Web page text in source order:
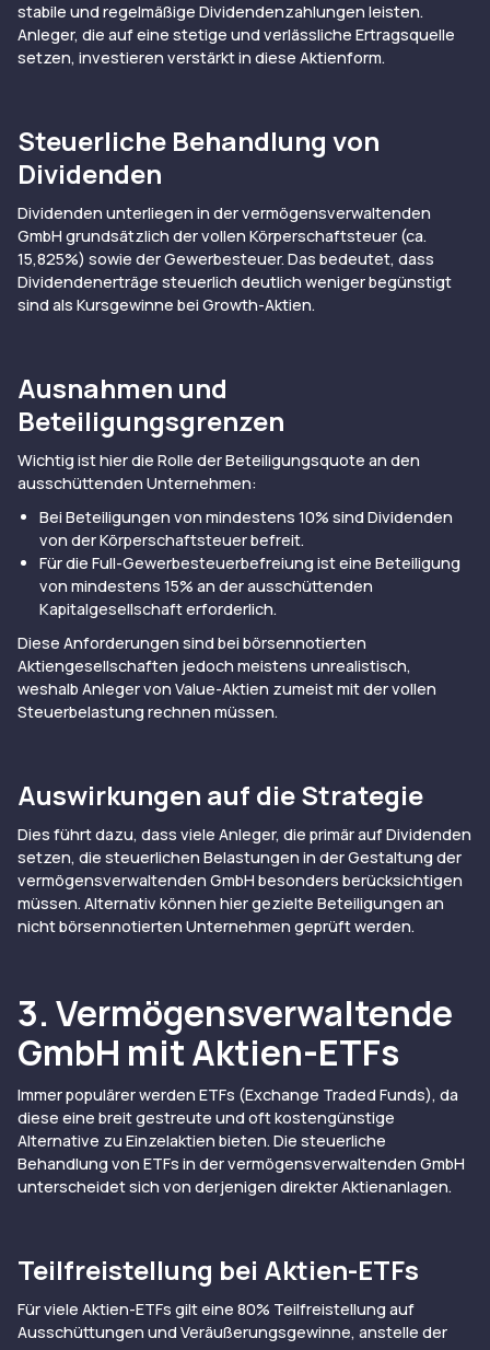
stabile und regelmäßige Dividendenzahlungen leisten.
Anleger, die auf eine stetige und verlässliche Ertragsquelle
setzen, investieren verstärkt in diese Aktienform.
Steuerliche Behandlung von
Dividenden
Dividenden unterliegen in der vermögensverwaltenden
GmbH grundsätzlich der vollen Körperschaftsteuer (ca.
15,825%) sowie der Gewerbesteuer. Das bedeutet, dass
Dividendenerträge steuerlich deutlich weniger begünstigt
sind als Kursgewinne bei Growth-Aktien.
Ausnahmen und
Beteiligungsgrenzen
Wichtig ist hier die Rolle der Beteiligungsquote an den
ausschüttenden Unternehmen:
Bei Beteiligungen von mindestens 10% sind Dividenden
von der Körperschaftsteuer befreit.
Für die Full-Gewerbesteuerbefreiung ist eine Beteiligung
von mindestens 15% an der ausschüttenden
Kapitalgesellschaft erforderlich.
Diese Anforderungen sind bei börsennotierten
Aktiengesellschaften jedoch meistens unrealistisch,
weshalb Anleger von Value-Aktien zumeist mit der vollen
Steuerbelastung rechnen müssen.
Auswirkungen auf die Strategie
Dies führt dazu, dass viele Anleger, die primär auf Dividenden
setzen, die steuerlichen Belastungen in der Gestaltung der
vermögensverwaltenden GmbH besonders berücksichtigen
müssen. Alternativ können hier gezielte Beteiligungen an
nicht börsennotierten Unternehmen geprüft werden.
3. Vermögensverwaltende
GmbH mit Aktien-ETFs
Immer populärer werden ETFs (Exchange Traded Funds), da
diese eine breit gestreute und oft kostengünstige
Alternative zu Einzelaktien bieten. Die steuerliche
Behandlung von ETFs in der vermögensverwaltenden GmbH
unterscheidet sich von derjenigen direkter Aktienanlagen.
Teilfreistellung bei Aktien-ETFs
Für viele Aktien-ETFs gilt eine 80% Teilfreistellung auf
Ausschüttungen und Veräußerungsgewinne, anstelle der